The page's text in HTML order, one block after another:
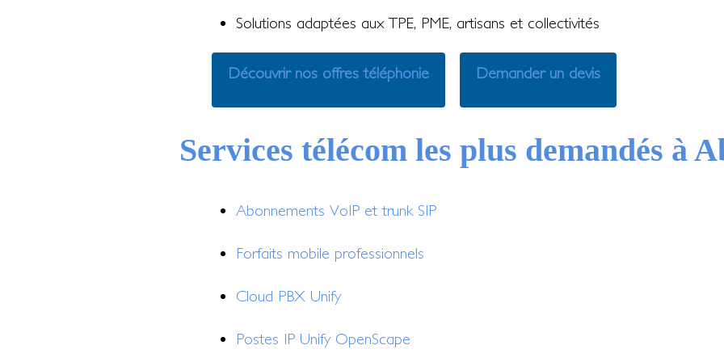
Solutions adaptées aux TPE, PME, artisans et collectivités
Découvrir nos offres téléphonie Demander un devis
Services télécom les plus demandés à
Abonnements VoIP et trunk SIP
Forfaits mobile professionnels
Cloud PBX Unify
Postes IP Unify OpenScape